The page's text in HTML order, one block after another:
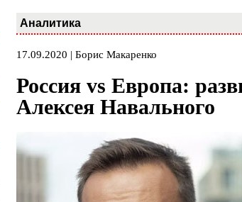
Аналитика
17.09.2020 | Борис Макаренко
Россия vs Европа:
Алексея Навального